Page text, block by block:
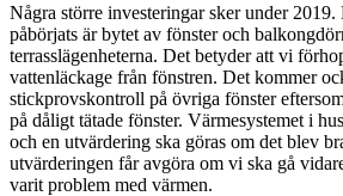
Några större investeringar sker under 2019.
påbörjats är bytet av fönster och
terrasslägenheterna. Det betyder att vi
vattenläckage från fönstren. Det kommer
stickprovskontroll på övriga fönster
på dåligt tätade fönster. Värmesystemet i
och en utvärdering ska göras om det blev
utvärderingen får avgöra om vi ska gå
varit problem med värmen.